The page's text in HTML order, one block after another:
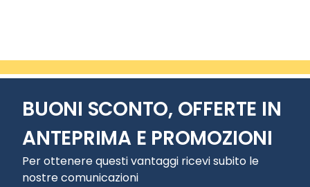
BUONI SCONTO, OFFERTE IN
ANTEPRIMA E PROMOZIONI
Per ottenere questi vantaggi ricevi subito le
nostre comunicazioni